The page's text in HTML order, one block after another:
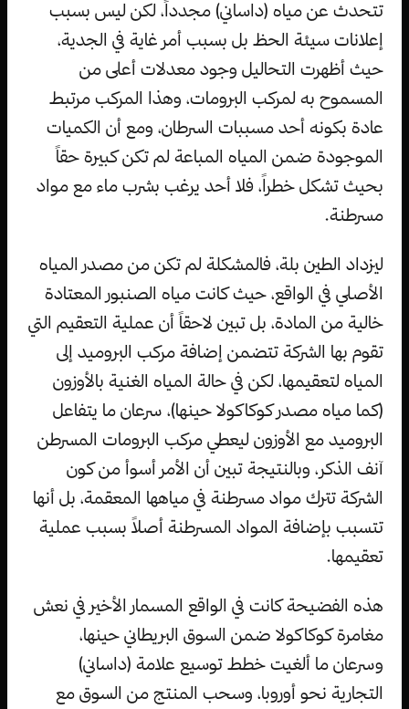
تتحدث عن مياه (داساني) مجدداً، لكن ليس بسبب
إعلانات سيئة الحظ بل بسبب أمر غاية في الجدية،
حيث أظهرت التحاليل وجود معدلات أعلى من
المسموح به لمركب البرومات، وهذا المركب مرتبط
عادة بكونه أحد مسببات السرطان، ومع أن الكميات
الموجودة ضمن المياه المباعة لم تكن كبيرة حقاً
بحيث تشكل خطراً، فلا أحد يرغب بشرب ماء مع مواد
مسرطنة.
ليزداد الطين بلة، فالمشكلة لم تكن من مصدر المياه
الأصلي في الواقع، حيث كانت مياه الصنبور المعتادة
خالية من المادة، بل تبين لاحقاً أن عملية التعقيم التي
تقوم بها الشركة تتضمن إضافة مركب البروميد إلى
المياه لتعقيمها، لكن في حالة المياه الغنية بالأوزون
(كما مياه مصدر كوكاكولا حينها)، سرعان ما يتفاعل
البروميد مع الأوزون ليعطي مركب البرومات المسرطن
آنف الذكر، وبالنتيجة تبين أن الأمر أسوأ من كون
الشركة تترك مواد مسرطنة في مياهها المعقمة، بل أنها
تتسبب بإضافة المواد المسرطنة أصلاً بسبب عملية
تعقيمها.
هذه الفضيحة كانت في الواقع المسمار الأخير في نعش
مغامرة كوكاكولا ضمن السوق البريطاني حينها،
وسرعان ما ألغيت خطط توسيع علامة (داساني)
التجارية نحو أوروبا، وسحب المنتج من السوق مع